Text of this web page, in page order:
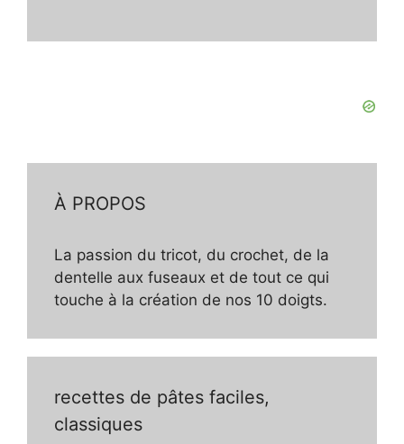
À PROPOS
La passion du tricot, du crochet, de la
dentelle aux fuseaux et de tout ce qui
touche à la création de nos 10 doigts.
recettes de pâtes faciles,
classiques